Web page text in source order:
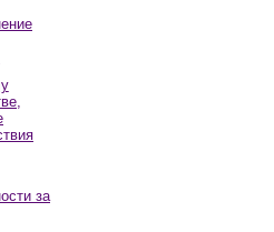
за